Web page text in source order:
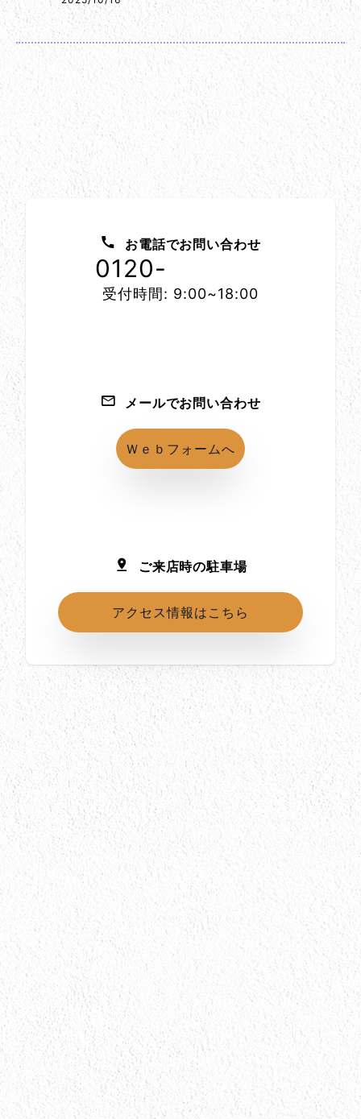
お電話でお問い合わせ
0120-
受付時間: 9:00~18:00
メールでお問い合わせ
Ｗｅｂフォームへ
ご来店時の駐車場
アクセス情報はこちら
所在地